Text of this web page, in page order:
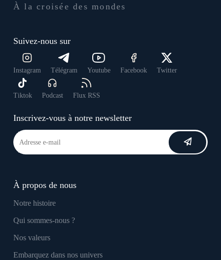
À la croisée des mondes
Suivez-nous sur
Instagram Télégram Youtube Facebook Twitter
Tiktok Podcast Flux RSS
Inscrivez-vous à notre newsletter
À propos de nous
Notre histoire
Qui sommes-nous ?
Nos valeurs
Embarquez dans nos univers